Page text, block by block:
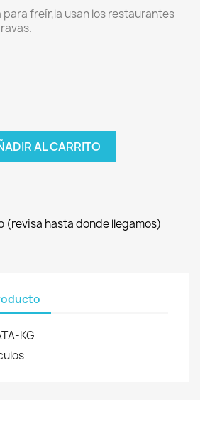
freír,la usan los restaurantes
AL CARRITO
(revisa hasta donde llegamos)
KG